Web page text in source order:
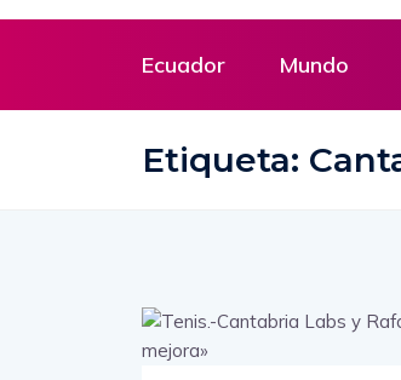
Ecuador Mundo
Etiqueta: